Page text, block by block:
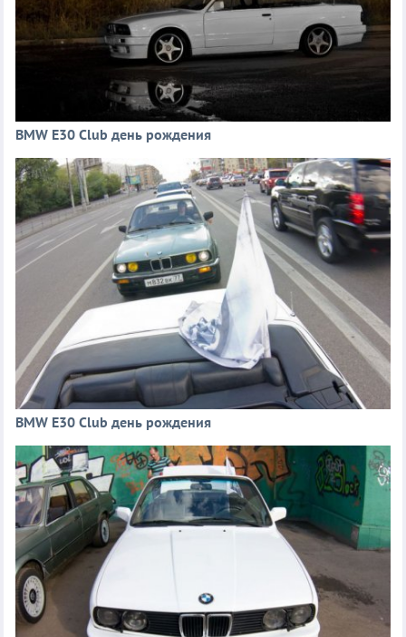
BMW E30 Club день рождения
BMW E30 Club день рождения